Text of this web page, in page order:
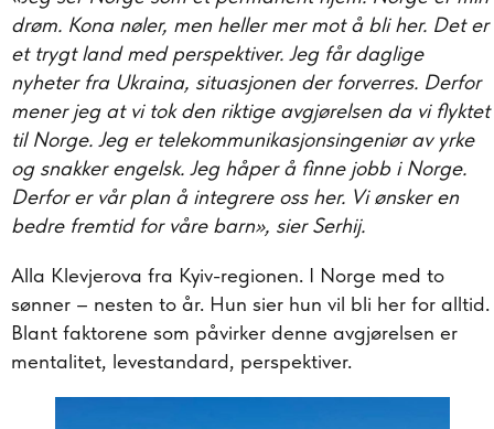
drøm. Kona nøler, men heller mer mot å bli her. Det er
et trygt land med perspektiver. Jeg får daglige
nyheter fra Ukraina, situasjonen der forverres. Derfor
mener jeg at vi tok den riktige avgjørelsen da vi flyktet
til Norge. Jeg er telekommunikasjonsingeniør av yrke
og snakker engelsk. Jeg håper å finne jobb i Norge.
Derfor er vår plan å integrere oss her. Vi ønsker en
bedre fremtid for våre barn», sier Serhij.
Alla Klevjerova fra Kyiv-regionen. I Norge med to
sønner – nesten to år. Hun sier hun vil bli her for alltid.
Blant faktorene som påvirker denne avgjørelsen er
mentalitet, levestandard, perspektiver.